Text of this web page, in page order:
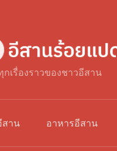
กเรื่องราวของชาวอีสาน
สาน อาหารอีสาน